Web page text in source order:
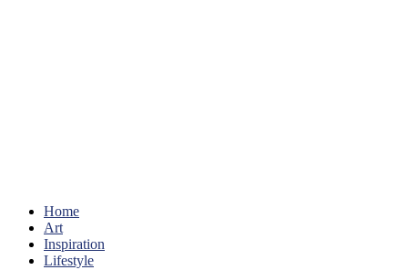
Home
Art
Inspiration
Lifestyle